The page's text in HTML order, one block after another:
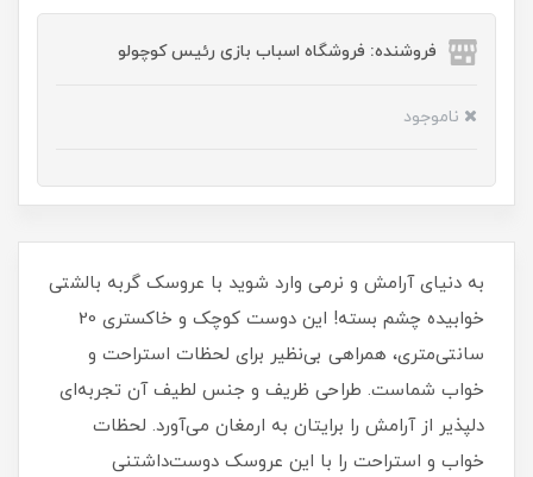
فروشنده: فروشگاه اسباب بازی رئیس کوچولو
ناموجود
به دنیای آرامش و نرمی وارد شوید با عروسک گربه بالشتی
خوابیده چشم بسته! این دوست کوچک و خاکستری 20
سانتی‌متری، همراهی بی‌نظیر برای لحظات استراحت و
خواب شماست. طراحی ظریف و جنس لطیف آن تجربه‌ای
دلپذیر از آرامش را برایتان به ارمغان می‌آورد. لحظات
خواب و استراحت را با این عروسک دوست‌داشتنی